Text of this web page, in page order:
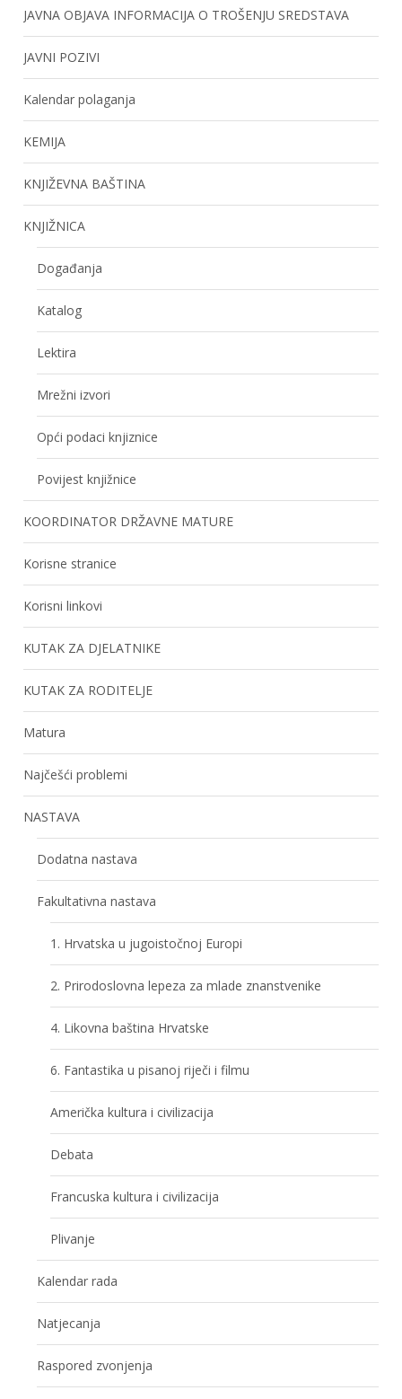
JAVNA OBJAVA INFORMACIJA O TROŠENJU SREDSTAVA
JAVNI POZIVI
Kalendar polaganja
KEMIJA
KNJIŽEVNA BAŠTINA
KNJIŽNICA
Događanja
Katalog
Lektira
Mrežni izvori
Opći podaci knjiznice
Povijest knjižnice
KOORDINATOR DRŽAVNE MATURE
Korisne stranice
Korisni linkovi
KUTAK ZA DJELATNIKE
KUTAK ZA RODITELJE
Matura
Najčešći problemi
NASTAVA
Dodatna nastava
Fakultativna nastava
1. Hrvatska u jugoistočnoj Europi
2. Prirodoslovna lepeza za mlade znanstvenike
4. Likovna baština Hrvatske
6. Fantastika u pisanoj riječi i filmu
Američka kultura i civilizacija
Debata
Francuska kultura i civilizacija
Plivanje
Kalendar rada
Natjecanja
Raspored zvonjenja